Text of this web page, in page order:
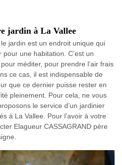
jardin à La Vallee
jardin est un endroit unique qui
une habitation. C’est un
méditer, pour prendre l’air frais
ce cas, il est indispensable de
que ce dernier puisse rester en
pleinement. Pour cela, ne vous
le service d’un jardinier
à La Vallee. Pour l’avoir à votre
Elagueur CASSAGRAND père